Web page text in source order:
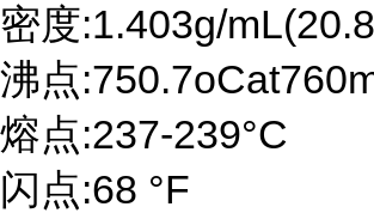
密度:1.403g/
沸点
熔点:237-239°C
闪点:68 °F